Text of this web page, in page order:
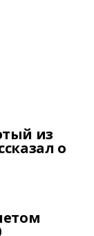
из
о